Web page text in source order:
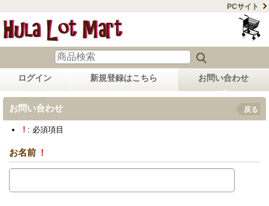
PCサイト
ログイン 新規登録はこちら お問い合わせ
お問い合わせ 戻る
! : 必須項目
お名前 !